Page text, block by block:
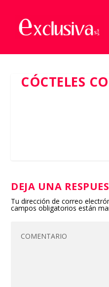
CÓCTELES
DEJA UNA
Tu dirección de correo
campos obligatorios están